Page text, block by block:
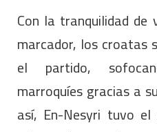
Con la tranquilidad
marcador, los croatas
el partido,
marroquíes gracias a
así, En-Nesyri tuvo